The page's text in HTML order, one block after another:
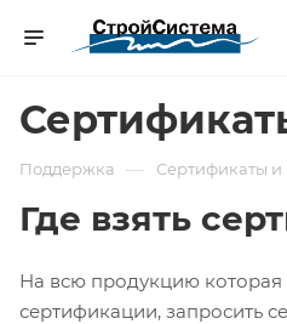
Поддержка — Сертификаты и
Где взять
На всю продукцию которая
сертификации, запросить